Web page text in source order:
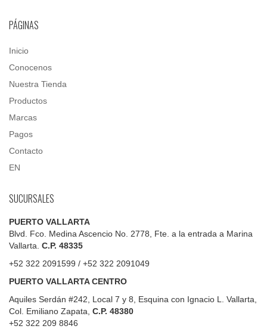
PÁGINAS
Inicio
Conocenos
Nuestra Tienda
Productos
Marcas
Pagos
Contacto
EN
SUCURSALES
PUERTO VALLARTA
Blvd. Fco. Medina Ascencio No. 2778, Fte. a la entrada a Marina
Vallarta. C.P. 48335
+52 322 2091599 / +52 322 2091049
PUERTO VALLARTA CENTRO
Aquiles Serdán #242, Local 7 y 8, Esquina con Ignacio L. Vallarta,
Col. Emiliano Zapata, C.P. 48380
+52 322 209 8846